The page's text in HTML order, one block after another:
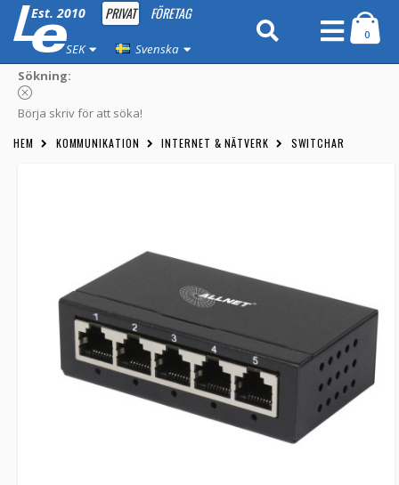
Est. 2010 PRIVAT FÖRETAG
SEK Svenska
0
Sökning:
Börja skriv för att söka!
HEM KOMMUNIKATION INTERNET & NÄTVERK SWITCHAR